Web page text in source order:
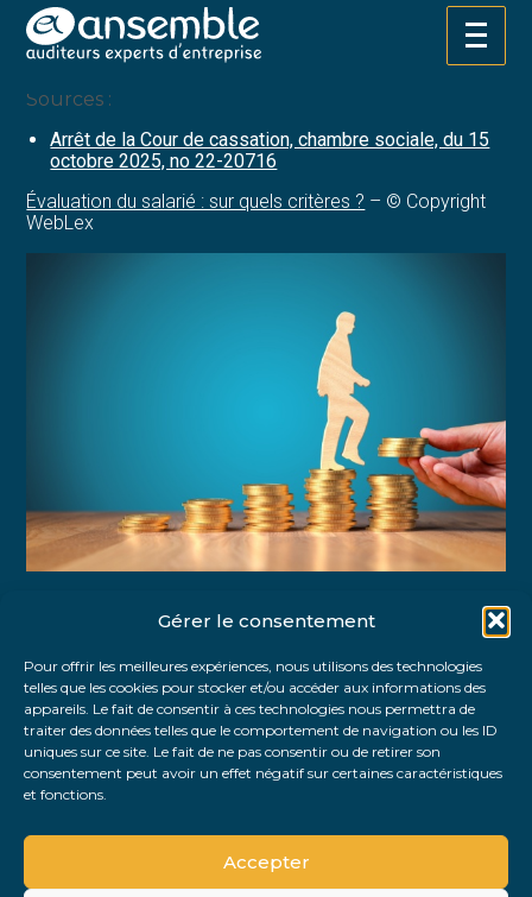
Gérer le consentement
Pour offrir les meilleures expériences, nous utilisons des technologies
telles que les cookies pour stocker et/ou accéder aux informations des
appareils. Le fait de consentir à ces technologies nous permettra de
traiter des données telles que le comportement de navigation ou les ID
uniques sur ce site. Le fait de ne pas consentir ou de retirer son
consentement peut avoir un effet négatif sur certaines caractéristiques
et fonctions.
Accepter
Aller
au
Dès lors, « l’entretien de développement individuel » mis
en place dans l’entreprise est bel et bien illicite :
l’employeur n’est plus autorisé à y recourir en l’état.
Sources :
Arrêt de la Cour de cassation, chambre sociale, du 15
octobre 2025, no 22-20716
Évaluation du salarié : sur quels critères ? – © Copyright
WebLex
FaceBook
TwitterLinkedIn